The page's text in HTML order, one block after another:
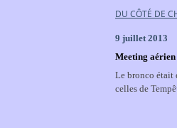
DU CÔTÉ DE
9 juillet 2013
Meeting aérien
Le bronco était
celles de